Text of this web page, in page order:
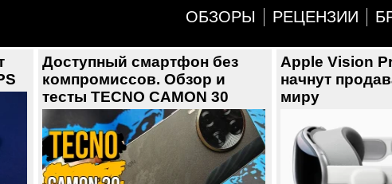
ОБЗОРЫ РЕЦЕНЗИИ
Доступный смартфон без
компромиссов. Обзор и
тесты TECNO CAMON 30
Apple Vision
начнут
миру